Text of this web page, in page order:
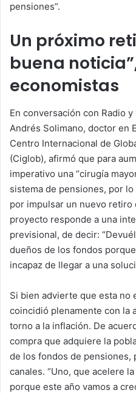
pensiones”.
Un próximo
buena
economistas
En conversación con Radio
Andrés Solimano, doctor en
Centro Internacional de
(Ciglob), afirmó que para
imperativo una “cirugía
sistema de pensiones, por
por impulsar un nuevo retiro
proyecto responde a una
previsional, de decir:
dueños de los fondos
incapaz de llegar a una
Si bien advierte que esta no
coincidió plenamente con la
torno a la inflación. De
compra que adquiere la
de los fondos de pensiones,
canales. “Uno, que acelere
porque este año vamos a